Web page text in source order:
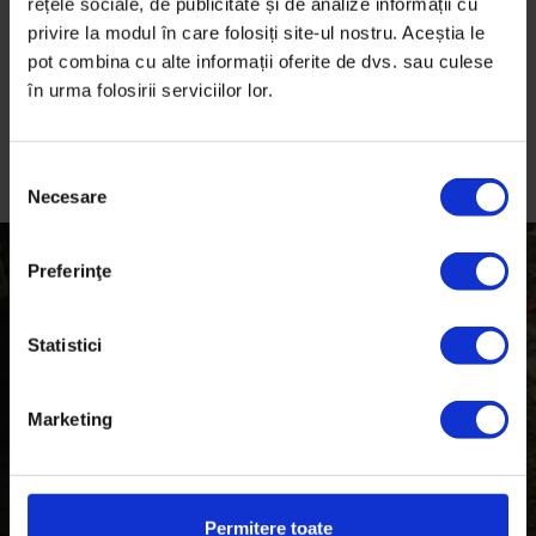
privire la modul în care folosiți site-ul nostru. Aceștia le
pot combina cu alte informații oferite de dvs. sau culese
în urma folosirii serviciilor lor.
Necesare
Preferinţe
Statistici
Marketing
Permitere toate
regândească orarul de funcționare și modul în care-și
gestionează ședințele. Acum, după doi ani, au
redeschis din nou lunea și funcționează cu opt
manageri de proiect, Anca și Andreea, care e în